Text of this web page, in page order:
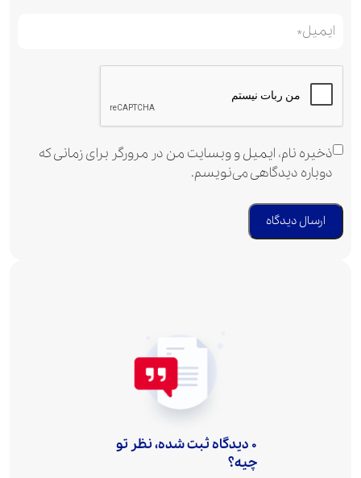
ذخیره نام، ایمیل و وبسایت من در مرورگر برای زمانی که
دوباره دیدگاهی می‌نویسم.
0 دیدگاه ثبت شده، نظر تو
چیه؟